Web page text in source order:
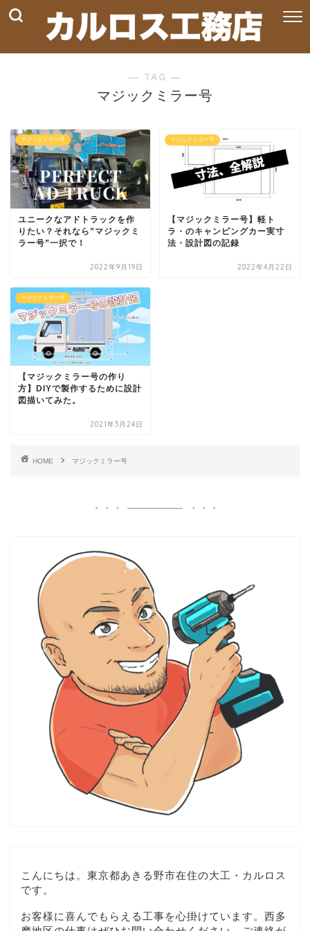
― TAG ―
マジックミラー号
マジックミラー号
ユニークなアドトラックを作
りたい？それなら”マジックミ
ラー号”一択で！
2022年9月19日
マジックミラー号
【マジックミラー号】軽ト
ラ・のキャンピングカー実寸
法・設計図の記録
2022年4月22日
マジックミラー号
【マジックミラー号の作り
方】DIYで製作するために設計
図描いてみた。
2021年3月24日
HOME マジックミラー号
こんにちは。東京都あきる野市在住の大工・カルロス
です。
お客様に喜んでもらえる工事を心掛けています。西多